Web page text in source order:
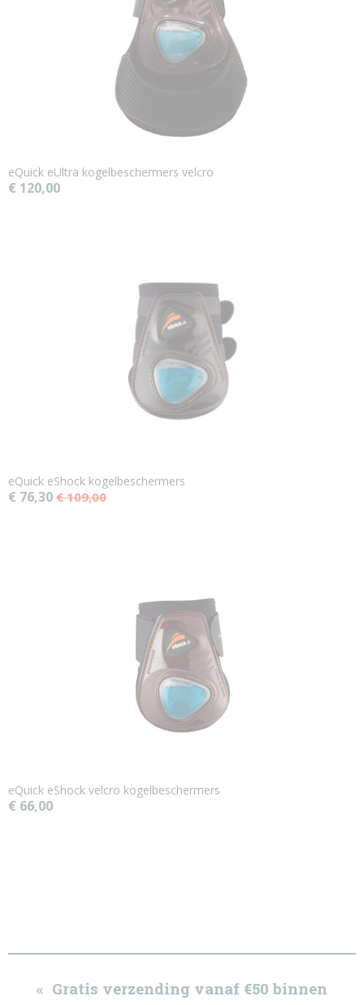
eQuick eUltra kogelbeschermers velcro
€ 120,00
eQuick eShock kogelbeschermers
€ 76,30 € 109,00
eQuick eShock velcro kogelbeschermers
€ 66,00
« Gratis verzending vanaf €50 binnen